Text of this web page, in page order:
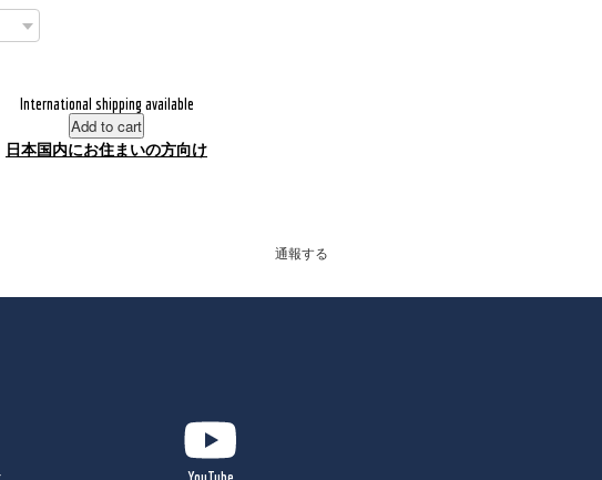
International shipping available
Add to cart
日本国内にお住まいの方向け
通報する